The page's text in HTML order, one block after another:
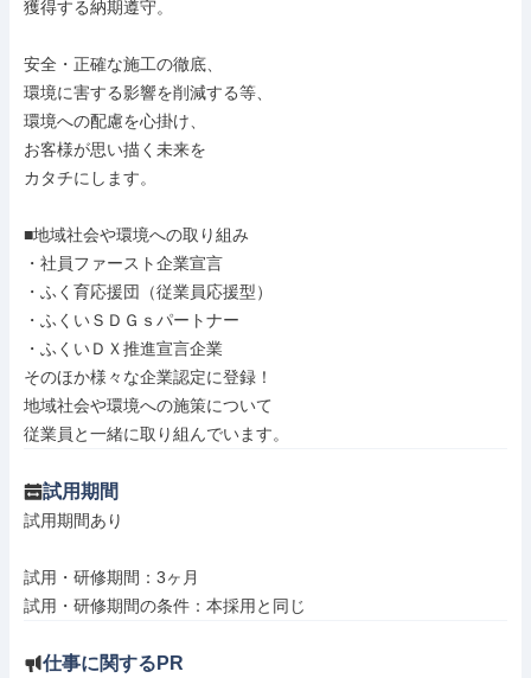
獲得する納期遵守。
安全・正確な施工の徹底、
環境に害する影響を削減する等、
環境への配慮を心掛け、
お客様が思い描く未来を
カタチにします。
■地域社会や環境への取り組み
・社員ファースト企業宣言
・ふく育応援団（従業員応援型）
・ふくいＳＤＧｓパートナー
・ふくいＤＸ推進宣言企業
そのほか様々な企業認定に登録！
地域社会や環境への施策について
従業員と一緒に取り組んでいます。
試用期間
試用期間あり
試用・研修期間：3ヶ月
仕事に関するPR